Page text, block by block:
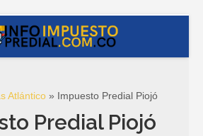
Atlántico » Impuesto Predial Piojó
Predial Piojó